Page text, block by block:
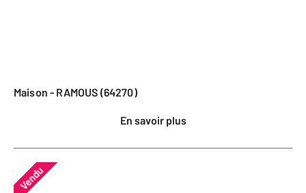
Maison - RAMOUS (64270)
En savoir plus
Vendu